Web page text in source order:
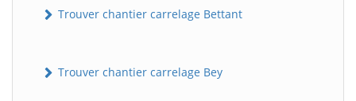
Trouver chantier carrelage Bettant
Trouver chantier carrelage Bey